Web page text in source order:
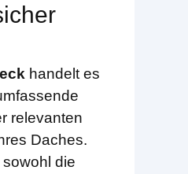
handelt es
relevanten
Daches.
die